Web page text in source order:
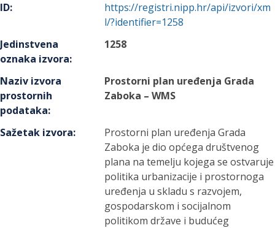
ID:
https://registri.nipp.hr/api/izvori/xm
l/?identifier=1258
Jedinstvena
oznaka izvora:
1258
Naziv izvora
prostornih
podataka:
Prostorni plan uređenja Grada
Zaboka – WMS
Sažetak izvora:
Prostorni plan uređenja Grada
Zaboka je dio općega društvenog
plana na temelju kojega se ostvaruje
politika urbanizacije i prostornoga
uređenja u skladu s razvojem,
gospodarskom i socijalnom
politikom države i budućeg